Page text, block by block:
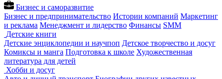
Бизнес и саморазвитие
Бизнес и предпринимательство Истории компаний Маркетинг
и реклама Менеджмент и лидерство Финансы SMM
Детские книги
Детские энциклопедии и научпоп Детское творчество и досуг
Комиксы и манга Подготовка к школе Художественная
литература для детей
Хобби и досуг